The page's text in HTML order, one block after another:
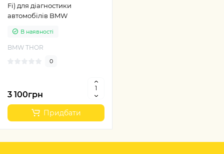
Fi) для діагностики
автомобілів BMW
В наявності
BMW THOR
0
3 100грн
Придбати